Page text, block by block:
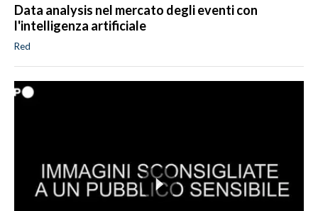
Data analysis nel mercato degli eventi con
l'intelligenza artificiale
Red